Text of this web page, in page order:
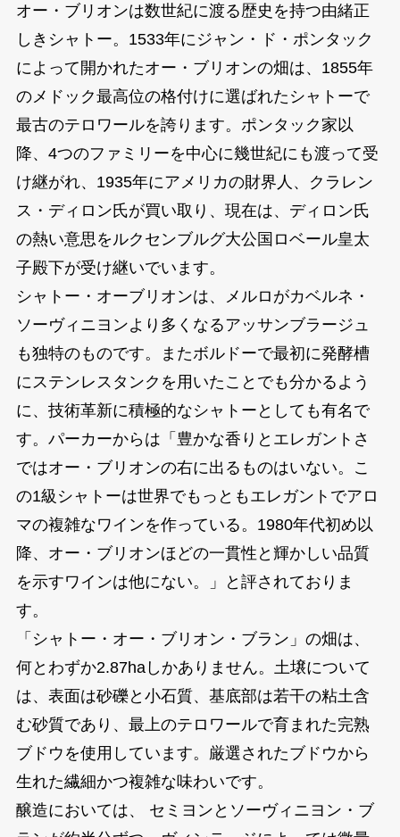
オー・ブリオンは数世紀に渡る歴史を持つ由緒正
しきシャトー。1533年にジャン・ド・ポンタック
によって開かれたオー・ブリオンの畑は、1855年
のメドック最高位の格付けに選ばれたシャトーで
最古のテロワールを誇ります。ポンタック家以
降、4つのファミリーを中心に幾世紀にも渡って受
け継がれ、1935年にアメリカの財界人、クラレン
ス・ディロン氏が買い取り、現在は、ディロン氏
の熱い意思をルクセンブルグ大公国ロベール皇太
子殿下が受け継いでいます。
シャトー・オーブリオンは、メルロがカベルネ・
ソーヴィニヨンより多くなるアッサンブラージュ
も独特のものです。またボルドーで最初に発酵槽
にステンレスタンクを用いたことでも分かるよう
に、技術革新に積極的なシャトーとしても有名で
す。パーカーからは「豊かな香りとエレガントさ
ではオー・ブリオンの右に出るものはいない。こ
の1級シャトーは世界でもっともエレガントでアロ
マの複雑なワインを作っている。1980年代初め以
降、オー・ブリオンほどの一貫性と輝かしい品質
を示すワインは他にない。」と評されておりま
す。
「シャトー・オー・ブリオン・ブラン」の畑は、
何とわずか2.87haしかありません。土壌について
は、表面は砂礫と小石質、基底部は若干の粘土含
む砂質であり、最上のテロワールで育まれた完熟
ブドウを使用しています。厳選されたブドウから
生れた繊細かつ複雑な味わいです。
醸造においては、 セミヨンとソーヴィニヨン・ブ